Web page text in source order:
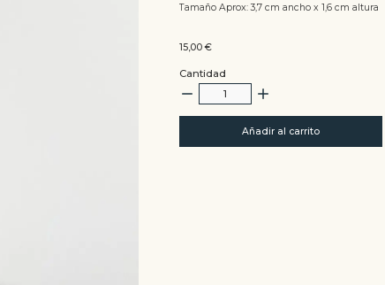
Tamaño Aprox: 3,7 cm ancho x 1,6 cm altura
15,00€
Cantidad
Añadir al carrito